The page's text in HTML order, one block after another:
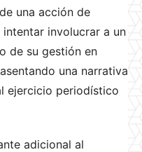
una acción de
involucrar a un
de su gestión en
una narrativa
ejercicio periodístico
adicional al